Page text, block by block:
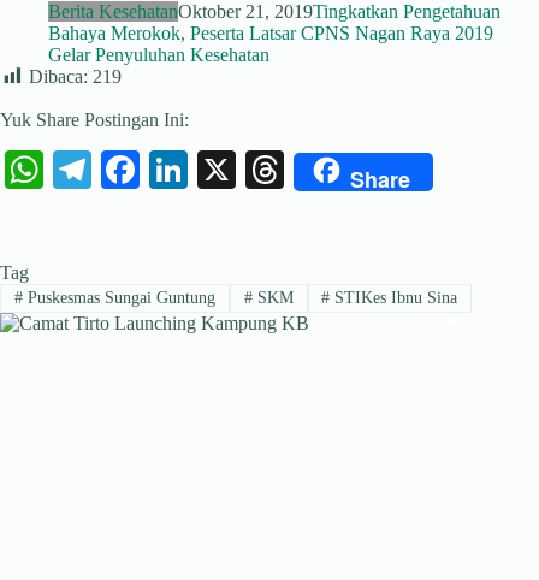
Berita KesehatanOktober 21, 2019Tingkatkan Pengetahuan
Bahaya Merokok, Peserta Latsar CPNS Nagan Raya 2019
Gelar Penyuluhan Kesehatan
Dibaca: 219
Yuk Share Postingan Ini:
W
A
pp
Te
a
m
Fa
ok
Li
In
X
T
ds
Share
Tag
#Puskesmas Sungai Guntung #SKM # STIKes Ibnu Sina